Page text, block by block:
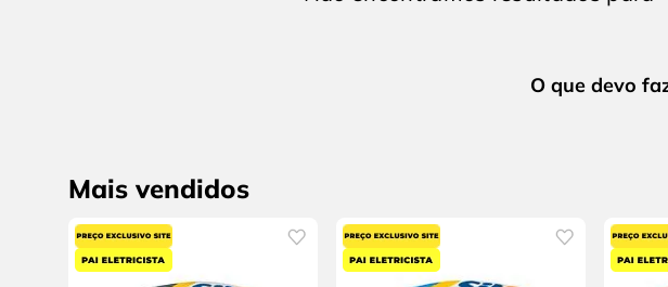
Mais vendidos